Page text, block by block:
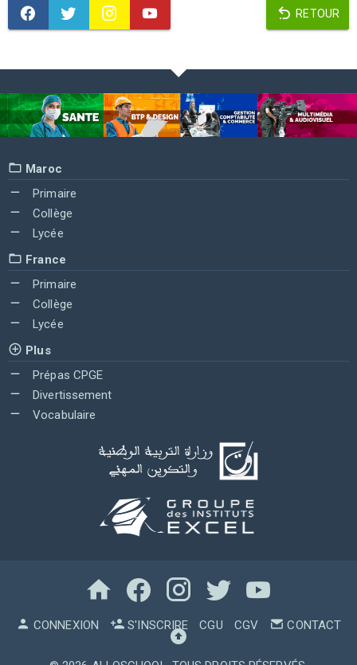
RETOUR
Maroc
Primaire
Collège
Lycée
France
Primaire
Collège
Lycée
Plus
Prépas CPGE
Divertissement
Vocabulaire
CONNEXION S'INSCRIRE CGU CGV CONTACT